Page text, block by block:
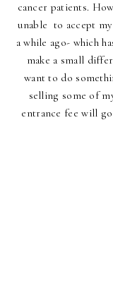
cancer patients.
unable to accept
a while ago- which
make a small
want to do
selling some of
entrance fee will